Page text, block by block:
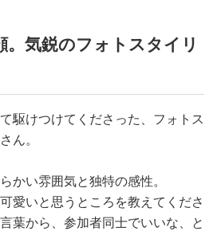
。気鋭のフォトスタイリ
駆けつけてくださった、フォトス
ん。
かい雰囲気と独特の感性。
愛いと思うところを教えてくださ
葉から、参加者同士でいいな、と